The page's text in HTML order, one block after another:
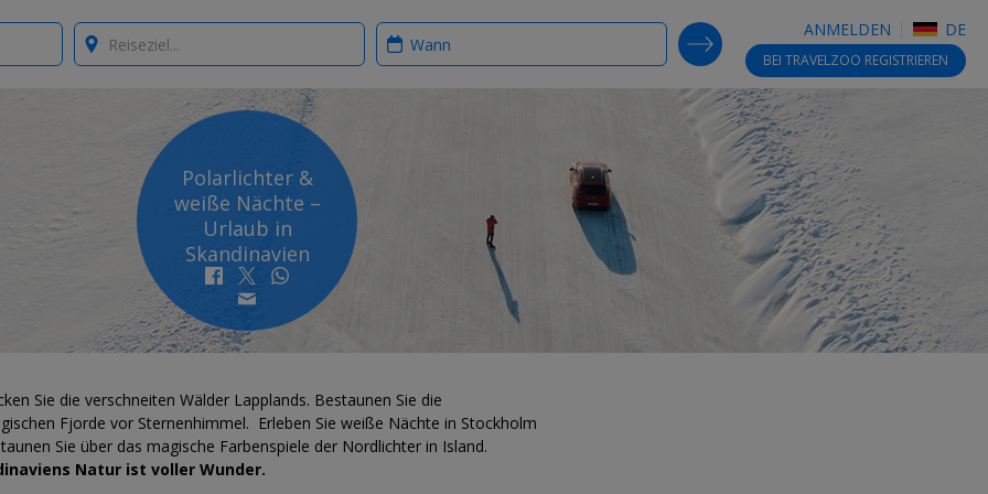
ANMELDEN DE
BEI TRAVELZOO REGISTRIEREN
Where? When?
SEARCH DEALS
Polarlichter &
weiße Nächte –
Urlaub in
Skandinavien
Sie die verschneiten Wälder Lapplands. Bestaunen Sie die
Fjorde vor Sternenhimmel. Erleben Sie weiße Nächte in Stockholm
Sie über das magische Farbenspiele der Nordlichter in Island.
Natur ist voller Wunder.